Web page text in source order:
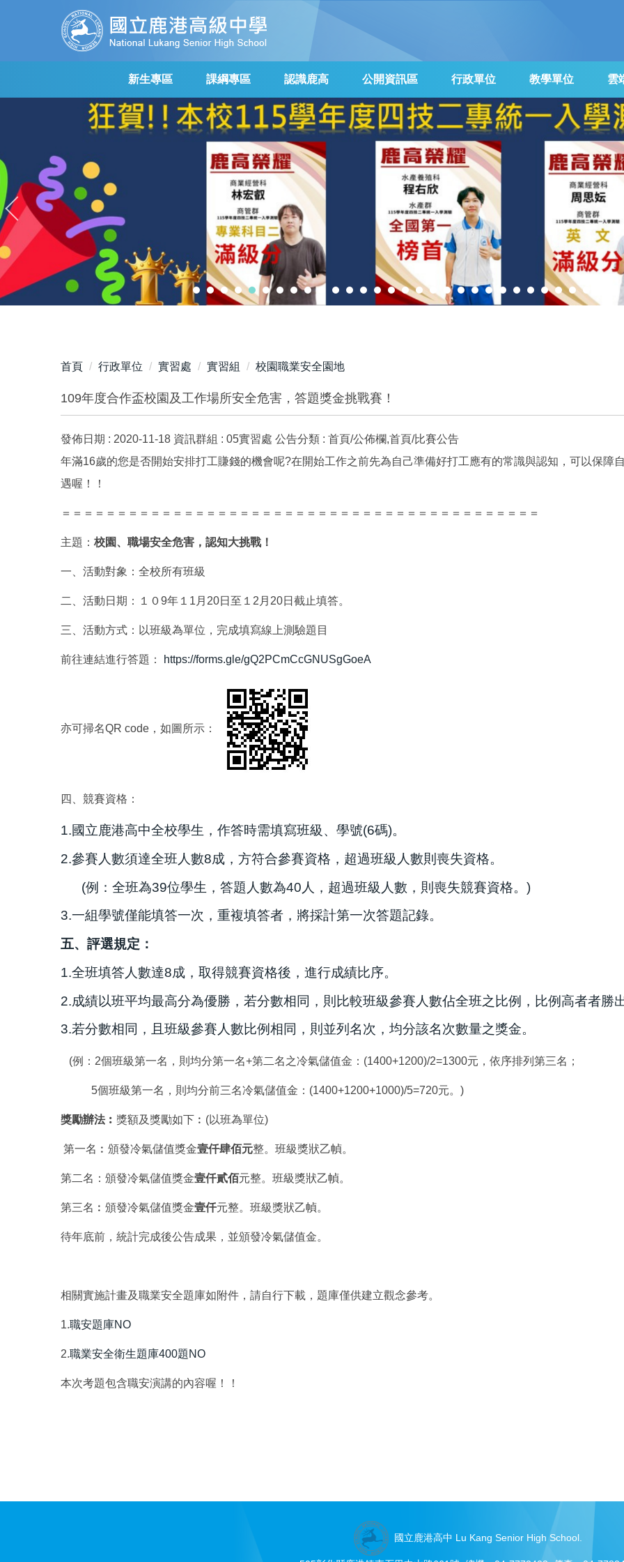
要
新生專區 課綱專區 認識鹿高 公開資訊區 行政單位 教學單位 雲
首頁 行政單位 實習處 實習組 校園職業安全園地
109年度合作盃校園及工作場所安全危害，答題獎金挑戰賽！
發佈日期 : 2020-11-18 資訊群組 : 05實習處 公告分類 : 首頁/公佈欄,首頁/比賽公告
年滿16歲的您是否開始安排打工賺錢的機會呢?在開始工作之前先為自己準備好打工應有的常識與認知，可以保障
遇喔！！
＝＝＝＝＝＝＝＝＝＝＝＝＝＝＝＝＝＝＝＝＝＝＝＝＝＝＝＝＝＝＝＝＝＝＝＝＝＝＝＝＝＝＝
主題： 校園、職場安全危害，認知大挑戰！
一、活動對象：全校所有班級
二、活動日期：１０9年１1月20日至１2月20日截止填答。
三、活動方式：以班級為單位，完成填寫線上測驗題目
前往連結進行答題： https://forms.gle/gQ2PCmCcGNUSgGoeA
亦可掃名QR code，如圖所示：
四、競賽資格：
1.國立鹿港高中全校學生，作答時需填寫班級、學號(6碼)。
2.參賽人數須達全班人數8成，方符合參賽資格，超過班級人數則喪失資格。
(例：全班為39位學生，答題人數為40人，超過班級人數，則喪失競賽資格。)
3.一組學號僅能填答一次，重複填答者，將採計第一次答題記錄。
五、評選規定：
1.全班填答人數達8成，取得競賽資格後，進行成績比序。
2.成績以班平均最高分為優勝，若分數相同，則比較班級參賽人數佔全班之比例，比例高者者勝
3.若分數相同，且班級參賽人數比例相同，則並列名次，均分該名次數量之獎金。
(例：2個班級第一名，則均分第一名+第二名之冷氣儲值金：(1400+1200)/2=1300元，依序排列第三名；
5個班級第一名，則均分前三名冷氣儲值金：(1400+1200+1000)/5=720元。)
獎勵辦法︰ 獎額及獎勵如下︰(以班為單位)
第一名︰頒發冷氣儲值獎金壹仟肆佰元整。班級獎狀乙幀。
第二名：頒發冷氣儲值獎金壹仟貳佰元整。班級獎狀乙幀。
第三名︰頒發冷氣儲值獎金壹仟元整。班級獎狀乙幀。
待年底前，統計完成後公告成果，並頒發冷氣儲值金。
相關實施計畫及職業安全題庫如附件，請自行下載，題庫僅供建立觀念參考。
1.職安題庫NO
2.職業安全衛生題庫400題NO
本次考題包含職安演講的內容喔！！
國立鹿港高中 Lu Kang Senior High School.